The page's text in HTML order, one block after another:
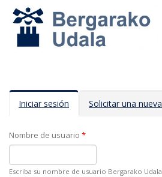
Solapas principales
Iniciar sesión (solapaSolicitar una
Nombre de usuario *
Escriba su nombre de usuario Bergarako